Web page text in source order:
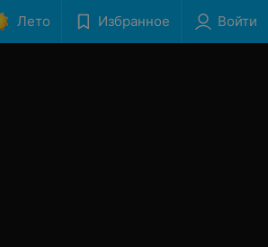
Лето Избранное Войти